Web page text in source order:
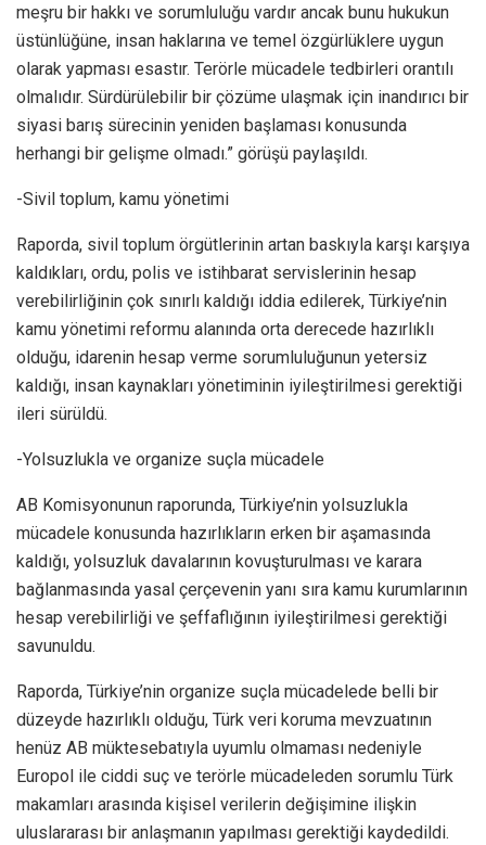
meşru bir hakkı ve sorumluluğu vardır ancak bunu hukukun
üstünlüğüne, insan haklarına ve temel özgürlüklere uygun
olarak yapması esastır. Terörle mücadele tedbirleri orantılı
olmalıdır. Sürdürülebilir bir çözüme ulaşmak için inandırıcı bir
siyasi barış sürecinin yeniden başlaması konusunda
herhangi bir gelişme olmadı.” görüşü paylaşıldı.
-Sivil toplum, kamu yönetimi
Raporda, sivil toplum örgütlerinin artan baskıyla karşı karşıya
kaldıkları, ordu, polis ve istihbarat servislerinin hesap
verebilirliğinin çok sınırlı kaldığı iddia edilerek, Türkiye’nin
kamu yönetimi reformu alanında orta derecede hazırlıklı
olduğu, idarenin hesap verme sorumluluğunun yetersiz
kaldığı, insan kaynakları yönetiminin iyileştirilmesi gerektiği
ileri sürüldü.
-Yolsuzlukla ve organize suçla mücadele
AB Komisyonunun raporunda, Türkiye’nin yolsuzlukla
mücadele konusunda hazırlıkların erken bir aşamasında
kaldığı, yolsuzluk davalarının kovuşturulması ve karara
bağlanmasında yasal çerçevenin yanı sıra kamu kurumlarının
hesap verebilirliği ve şeffaflığının iyileştirilmesi gerektiği
savunuldu.
Raporda, Türkiye’nin organize suçla mücadelede belli bir
düzeyde hazırlıklı olduğu, Türk veri koruma mevzuatının
henüz AB müktesebatıyla uyumlu olmaması nedeniyle
Europol ile ciddi suç ve terörle mücadeleden sorumlu Türk
makamları arasında kişisel verilerin değişimine ilişkin
uluslararası bir anlaşmanın yapılması gerektiği kaydedildi.